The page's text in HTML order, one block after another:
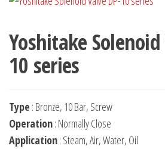
Yoshitake Solenoid
10 series
Type : Bronze, 10 Bar, Screw
Operation: Normally Close
Application: Steam, Air, Water, Oil